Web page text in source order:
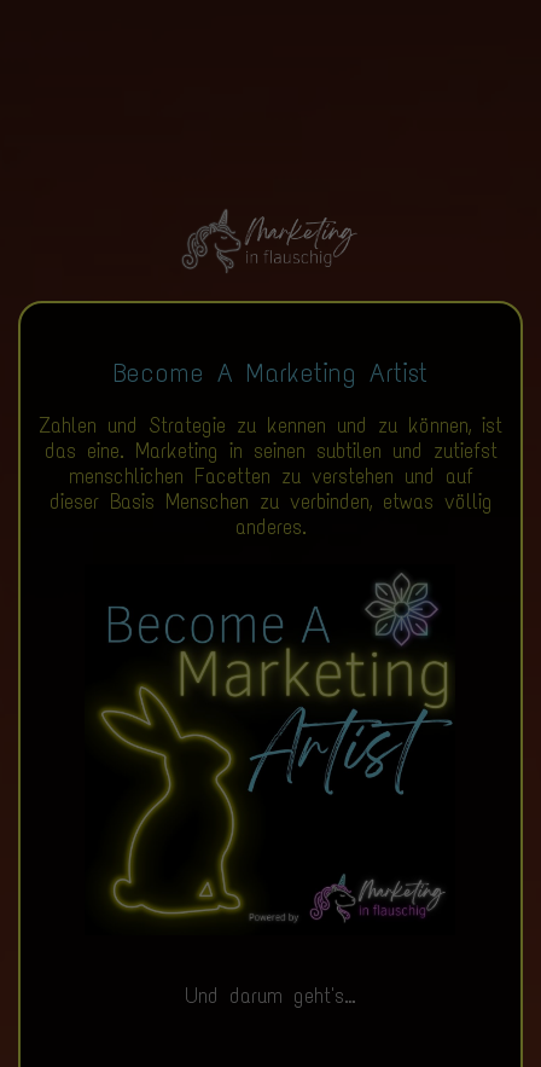
Become A Marketing Artist
Zahlen und Strategie zu kennen und zu können, ist
das eine. Marketing in seinen subtilen und zutiefst
menschlichen Facetten zu verstehen und auf
dieser Basis Menschen zu verbinden, etwas völlig
anderes.
Und darum geht's…